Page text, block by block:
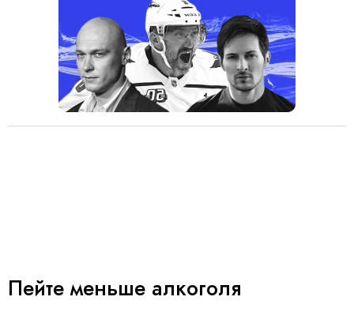
Пейте меньше алкоголя